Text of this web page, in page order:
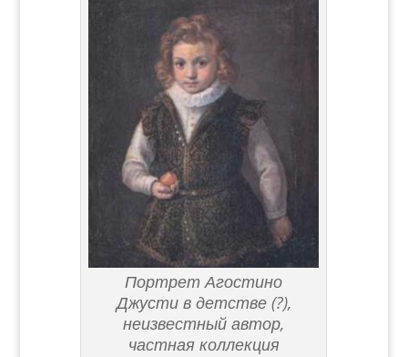
Портрет Агостино
Джусти в детстве (?),
неизвестный автор,
частная коллекция